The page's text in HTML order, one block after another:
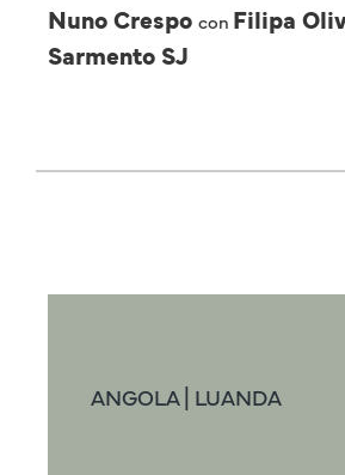
Nuno Crespo con Filipa
Sarmento SJ
ANGOLA | LUANDA